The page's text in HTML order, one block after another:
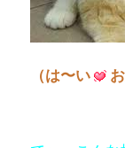
（は〜い